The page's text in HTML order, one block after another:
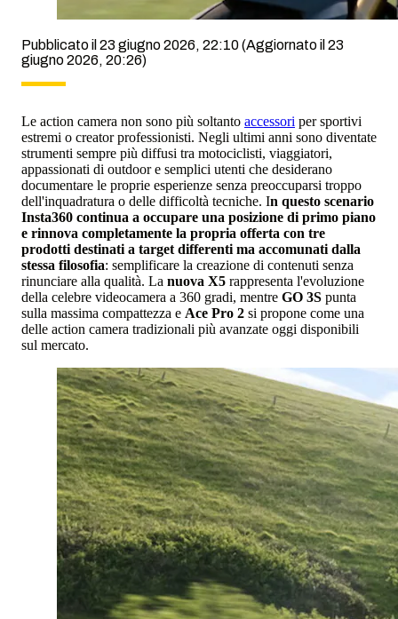
Pubblicato il 23 giugno 2026, 22:10(Aggiornato il 23
giugno 2026, 20:26)
Le action camera non sono più soltanto accessori per sportivi
estremi o creator professionisti. Negli ultimi anni sono diventate
strumenti sempre più diffusi tra motociclisti, viaggiatori,
appassionati di outdoor e semplici utenti che desiderano
documentare le proprie esperienze senza preoccuparsi troppo
dell'inquadratura o delle difficoltà tecniche. In questo scenario
Insta360 continua a occupare una posizione di primo piano
e rinnova completamente la propria offerta con tre
prodotti destinati a target differenti ma accomunati dalla
stessa filosofia: semplificare la creazione di contenuti senza
rinunciare alla qualità. La nuova X5 rappresenta l'evoluzione
della celebre videocamera a 360 gradi, mentre GO 3S punta
sulla massima compattezza e Ace Pro 2 si propone come una
delle action camera tradizionali più avanzate oggi disponibili
sul mercato.